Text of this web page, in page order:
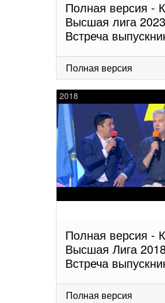
Полная версия -
Высшая лига 2023
Встреча
Полная версия
2018
Полная версия -
Высшая Лига
Встреча
Полная версия